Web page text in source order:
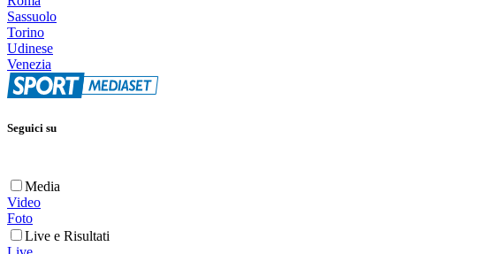
Sassuolo
Torino
Udinese
Venezia
Seguici su
Media
Video
Foto
Live e Risultati